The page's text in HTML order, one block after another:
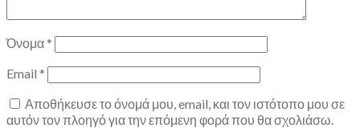
Όνομα*
Email *
Αποθήκευσε το όνομά μου, email, και τον ιστότοπο μου σε
αυτόν τον πλοηγό για την επόμενη φορά που θα σχολιάσω.